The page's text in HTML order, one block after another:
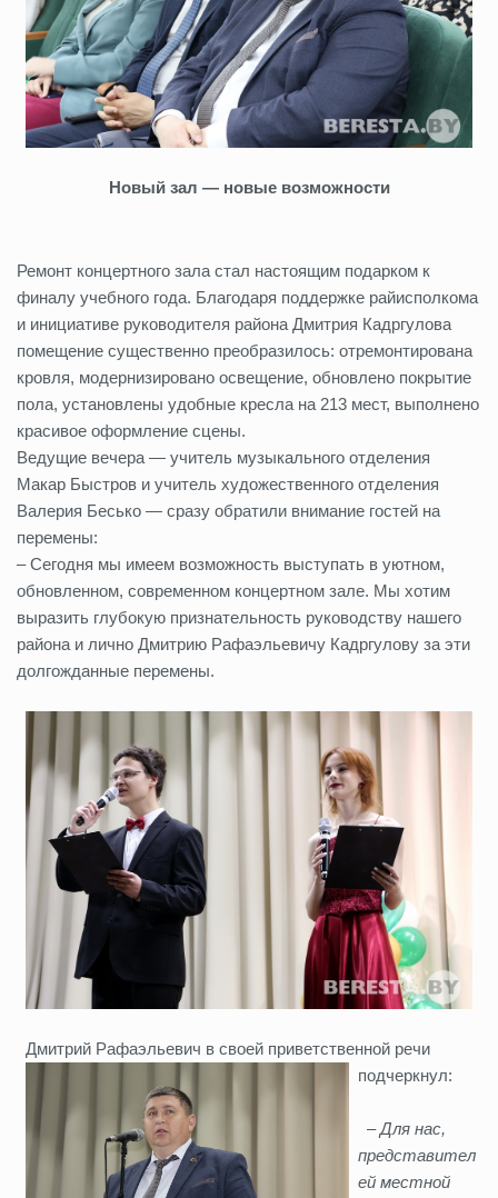
Новый зал — новые возможности
Ремонт концертного зала стал настоящим подарком к
финалу учебного года. Благодаря поддержке райисполкома
и инициативе руководителя района Дмитрия Кадргулова
помещение существенно преобразилось: отремонтирована
кровля, модернизировано освещение, обновлено покрытие
пола, установлены удобные кресла на 213 мест, выполнено
красивое оформление сцены.
Ведущие вечера — учитель музыкального отделения
Макар Быстров и учитель художественного отделения
Валерия Бесько — сразу обратили внимание гостей на
перемены:
– Сегодня мы имеем возможность выступать в уютном,
обновленном, современном концертном зале. Мы хотим
выразить глубокую признательность руководству нашего
района и лично Дмитрию Рафаэльевичу Кадргулову за эти
долгожданные перемены.
Дмитрий Рафаэльевич в своей приветственной речи
подчеркнул:
–Для нас,
представител
ей местной